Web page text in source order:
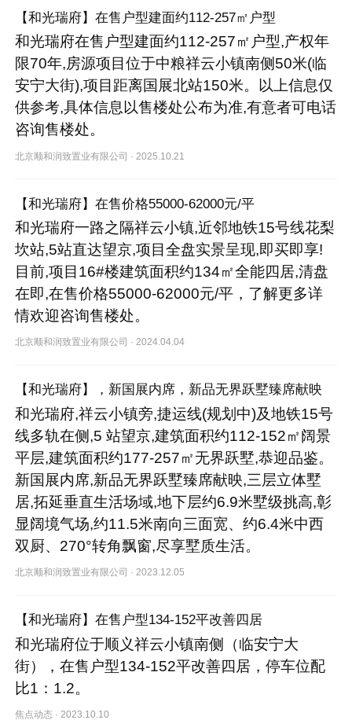
【和光瑞府】在售户型建面约112-257㎡户型
和光瑞府在售户型建面约112-257㎡户型,产权年
限70年,房源项目位于中粮祥云小镇南侧50米(临
安宁大街),项目距离国展北站150米。以上信息仅
供参考,具体信息以售楼处公布为准,有意者可电话
咨询售楼处。
北京顺和润致置业有限公司 · 2025.10.21
【和光瑞府】在售价格55000-62000元/平
和光瑞府一路之隔祥云小镇,近邻地铁15号线花梨
坎站,5站直达望京,项目全盘实景呈现,即买即享!
目前,项目16#楼建筑面积约134㎡全能四居,清盘
在即,在售价格55000-62000元/平，了解更多详
情欢迎咨询售楼处。
北京顺和润致置业有限公司 ·2024.04.04
【和光瑞府】，新国展内席，新品无界跃墅臻席献映
和光瑞府,祥云小镇旁,捷运线(规划中)及地铁15号
线多轨在侧,5 站望京,建筑面积约112-152㎡阔景
平层,建筑面积约177-257㎡无界跃墅,恭迎品鉴。
新国展内席,新品无界跃墅臻席献映,三层立体墅
居,拓延垂直生活场域,地下层约6.9米墅级挑高,彰
显阔境气场,约11.5米南向三面宽、约6.4米中西
双厨、270°转角飘窗,尽享墅质生活。
北京顺和润致置业有限公司 ·2023.12.05
【和光瑞府】在售户型134-152平改善四居
和光瑞府位于顺义祥云小镇南侧（临安宁大
街），在售户型134-152平改善四居，停车位配
比1：1.2。
焦点动态 ·2023.10.10